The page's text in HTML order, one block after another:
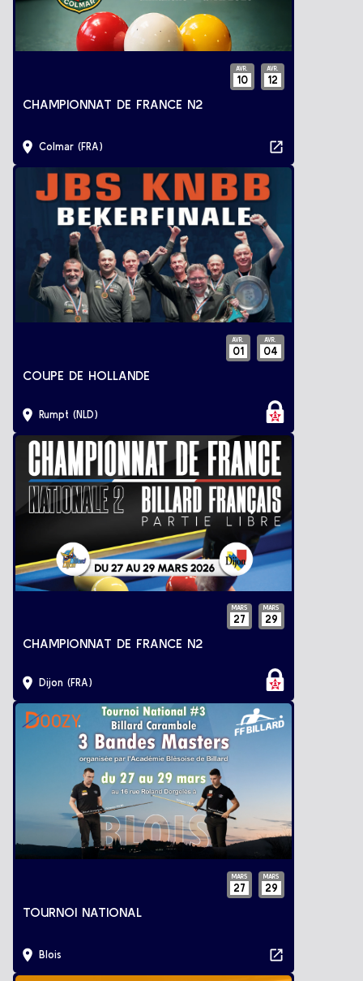
AVR.
10
AVR.
12
CHAMPIONNAT DE FRANCE N2
Colmar (FRA)
AVR.
01
AVR.
04
COUPE DE HOLLANDE
Rumpt (NLD)
MARS
27
MARS
29
CHAMPIONNAT DE FRANCE N2
Dijon (FRA)
MARS
27
MARS
29
TOURNOI NATIONAL
Blois